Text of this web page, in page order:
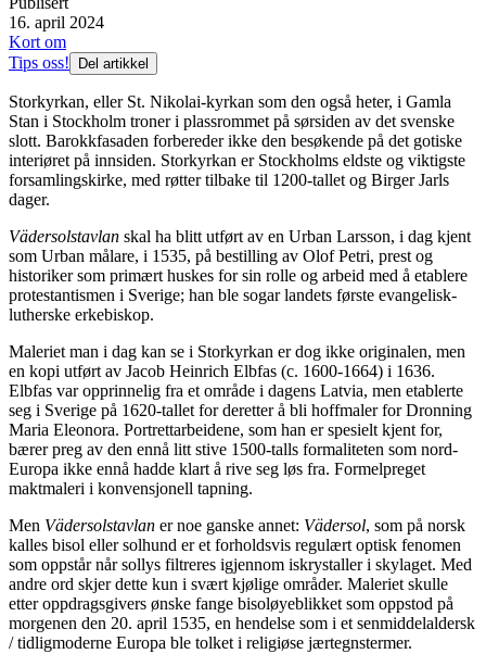
16. april 2024
Kort om
Tips oss!
Del artikkel
Storkyrkan, eller St. Nikolai-kyrkan som den også heter, i Gamla
Stan i Stockholm troner i plassrommet på sørsiden av det svenske
slott. Barokkfasaden forbereder ikke den besøkende på det gotiske
interiøret på innsiden. Storkyrkan er Stockholms eldste og viktigste
forsamlingskirke, med røtter tilbake til 1200-tallet og Birger Jarls
dager.
Vädersolstavlan skal ha blitt utført av en Urban Larsson, i dag kjent
som Urban målare, i 1535, på bestilling av Olof Petri, prest og
historiker som primært huskes for sin rolle og arbeid med å etablere
protestantismen i Sverige; han ble sogar landets første evangelisk-
lutherske erkebiskop.
Maleriet man i dag kan se i Storkyrkan er dog ikke originalen, men
en kopi utført av Jacob Heinrich Elbfas (c. 1600-1664) i 1636.
Elbfas var opprinnelig fra et område i dagens Latvia, men etablerte
seg i Sverige på 1620-tallet for deretter å bli hoffmaler for Dronning
Maria Eleonora. Portrettarbeidene, som han er spesielt kjent for,
bærer preg av den ennå litt stive 1500-talls formaliteten som nord-
Europa ikke ennå hadde klart å rive seg løs fra. Formelpreget
maktmaleri i konvensjonell tapning.
Men Vädersolstavlan er noe ganske annet: Vädersol, som på norsk
kalles bisol eller solhund er et forholdsvis regulært optisk fenomen
som oppstår når sollys filtreres igjennom iskrystaller i skylaget. Med
andre ord skjer dette kun i svært kjølige områder. Maleriet skulle
etter oppdragsgivers ønske fange bisoløyeblikket som oppstod på
morgenen den 20. april 1535, en hendelse som i et senmiddelaldersk
/ tidligmoderne Europa ble tolket i religiøse jærtegnstermer.